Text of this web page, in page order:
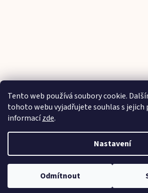
Tento web používá soubory cookie.
tohoto webu vyjadřujete souhlas s jejich
informacízde.
Nastavení
Odmítnout
Sledovat na Instagramu
Vytvořil
Copyright 2026Parádičky na